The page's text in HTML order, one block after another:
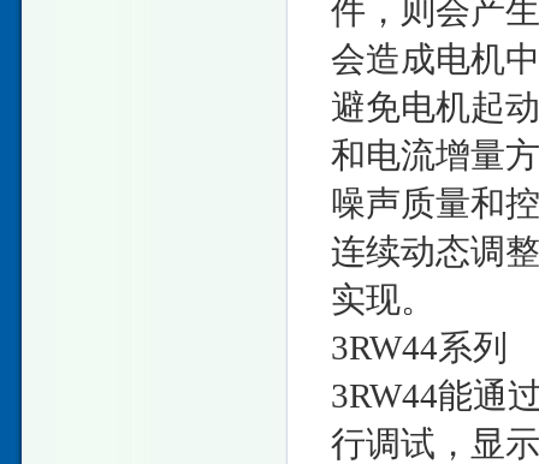
件，则会产
会造成电机
避免电机起
和电流增量
噪声质量和
连续动态调
实现。
3RW44系列
3RW44能通
行调试，显